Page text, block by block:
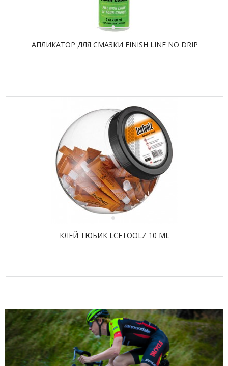
АПЛИКАТОР ДЛЯ СМАЗКИ FINISH LINE NO DRIP
КЛЕЙ ТЮБИК LCETOOLZ 10 ML